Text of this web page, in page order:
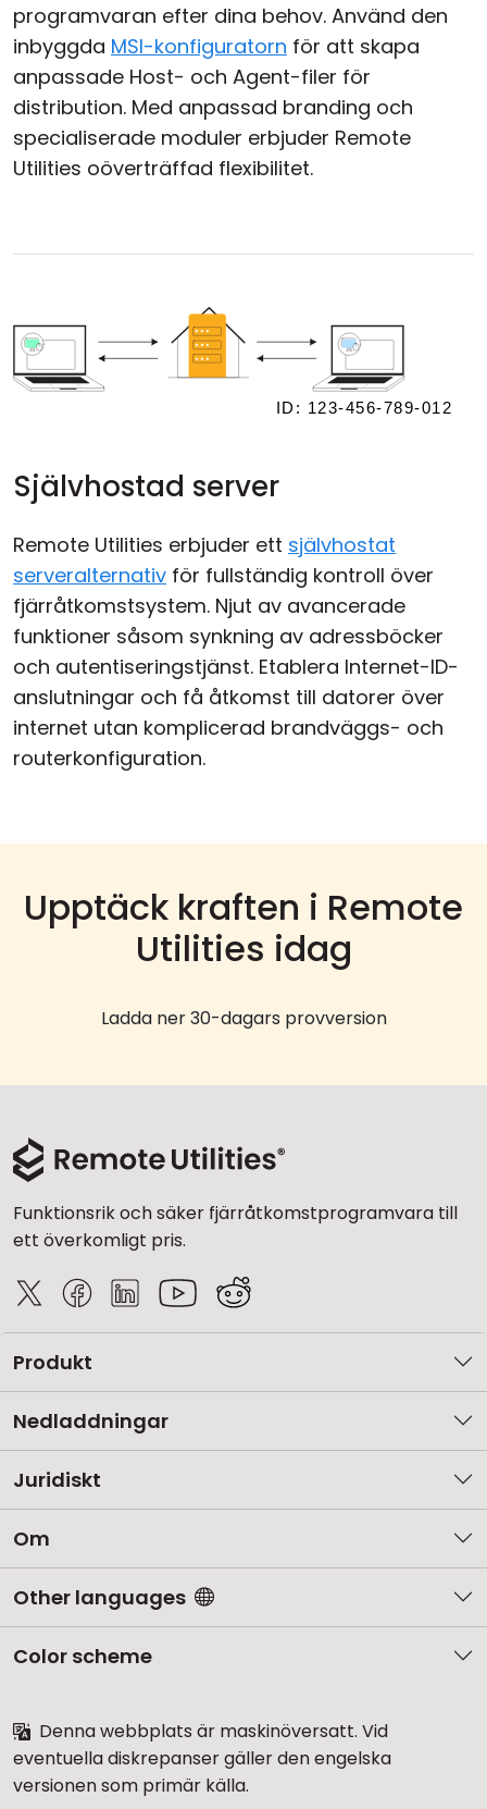
programvaran efter dina behov. Använd den
inbyggda MSI-konfiguratorn för att skapa
anpassade Host- och Agent-filer för
distribution. Med anpassad branding och
specialiserade moduler erbjuder Remote
Utilities oöverträffad flexibilitet.
Självhostad server
Remote Utilities erbjuder ett självhostat
serveralternativ för fullständig kontroll över
fjärråtkomstsystem. Njut av avancerade
funktioner såsom synkning av adressböcker
och autentiseringstjänst. Etablera Internet-ID-
anslutningar och få åtkomst till datorer över
internet utan komplicerad brandväggs- och
routerkonfiguration.
Upptäck kraften i Remote
Utilities idag
Ladda ner 30-dagars provversion
Funktionsrik och säker fjärråtkomstprogramvara till
ett överkomligt pris.
Produkt
Nedladdningar
Juridiskt
Om
Other languages
Color scheme
Denna webbplats är maskinöversatt. Vid
eventuella diskrepanser gäller den engelska
versionen som primär källa.